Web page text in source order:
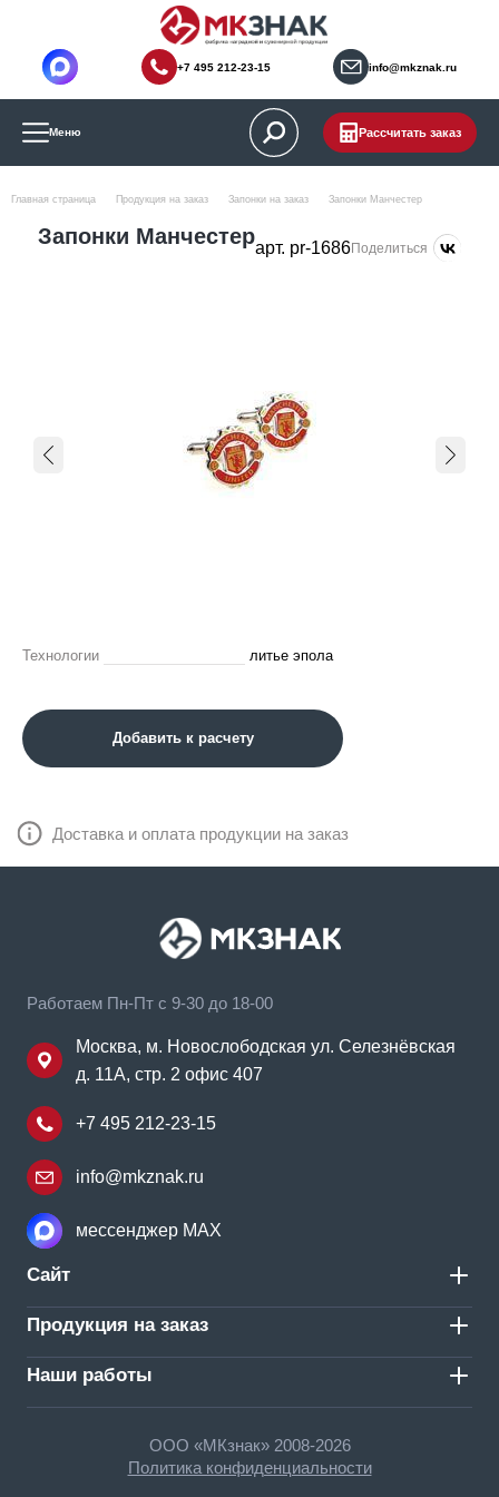
info@mkznak.ru
+7 495 212-23-15
Меню Рассчитать заказ
Главная страница Продукция на заказ Запонки на заказ Запонки Манчестер
Запонки Манчестерарт. pr-1686Поделиться
Технологии литье эпола
Добавить к расчету
Доставка и оплата продукции на заказ
Работаем Пн-Пт с 9-30 до 18-00
Москва, м. Новослободская ул. Селезнёвская
д. 11А, стр. 2 офис 407
+7 495 212-23-15
info@mkznak.ru
мессенджер MAX
Сайт
Продукция на заказ
Наши работы
ООО «МКзнак» 2008-2026
Политика конфиденциальности